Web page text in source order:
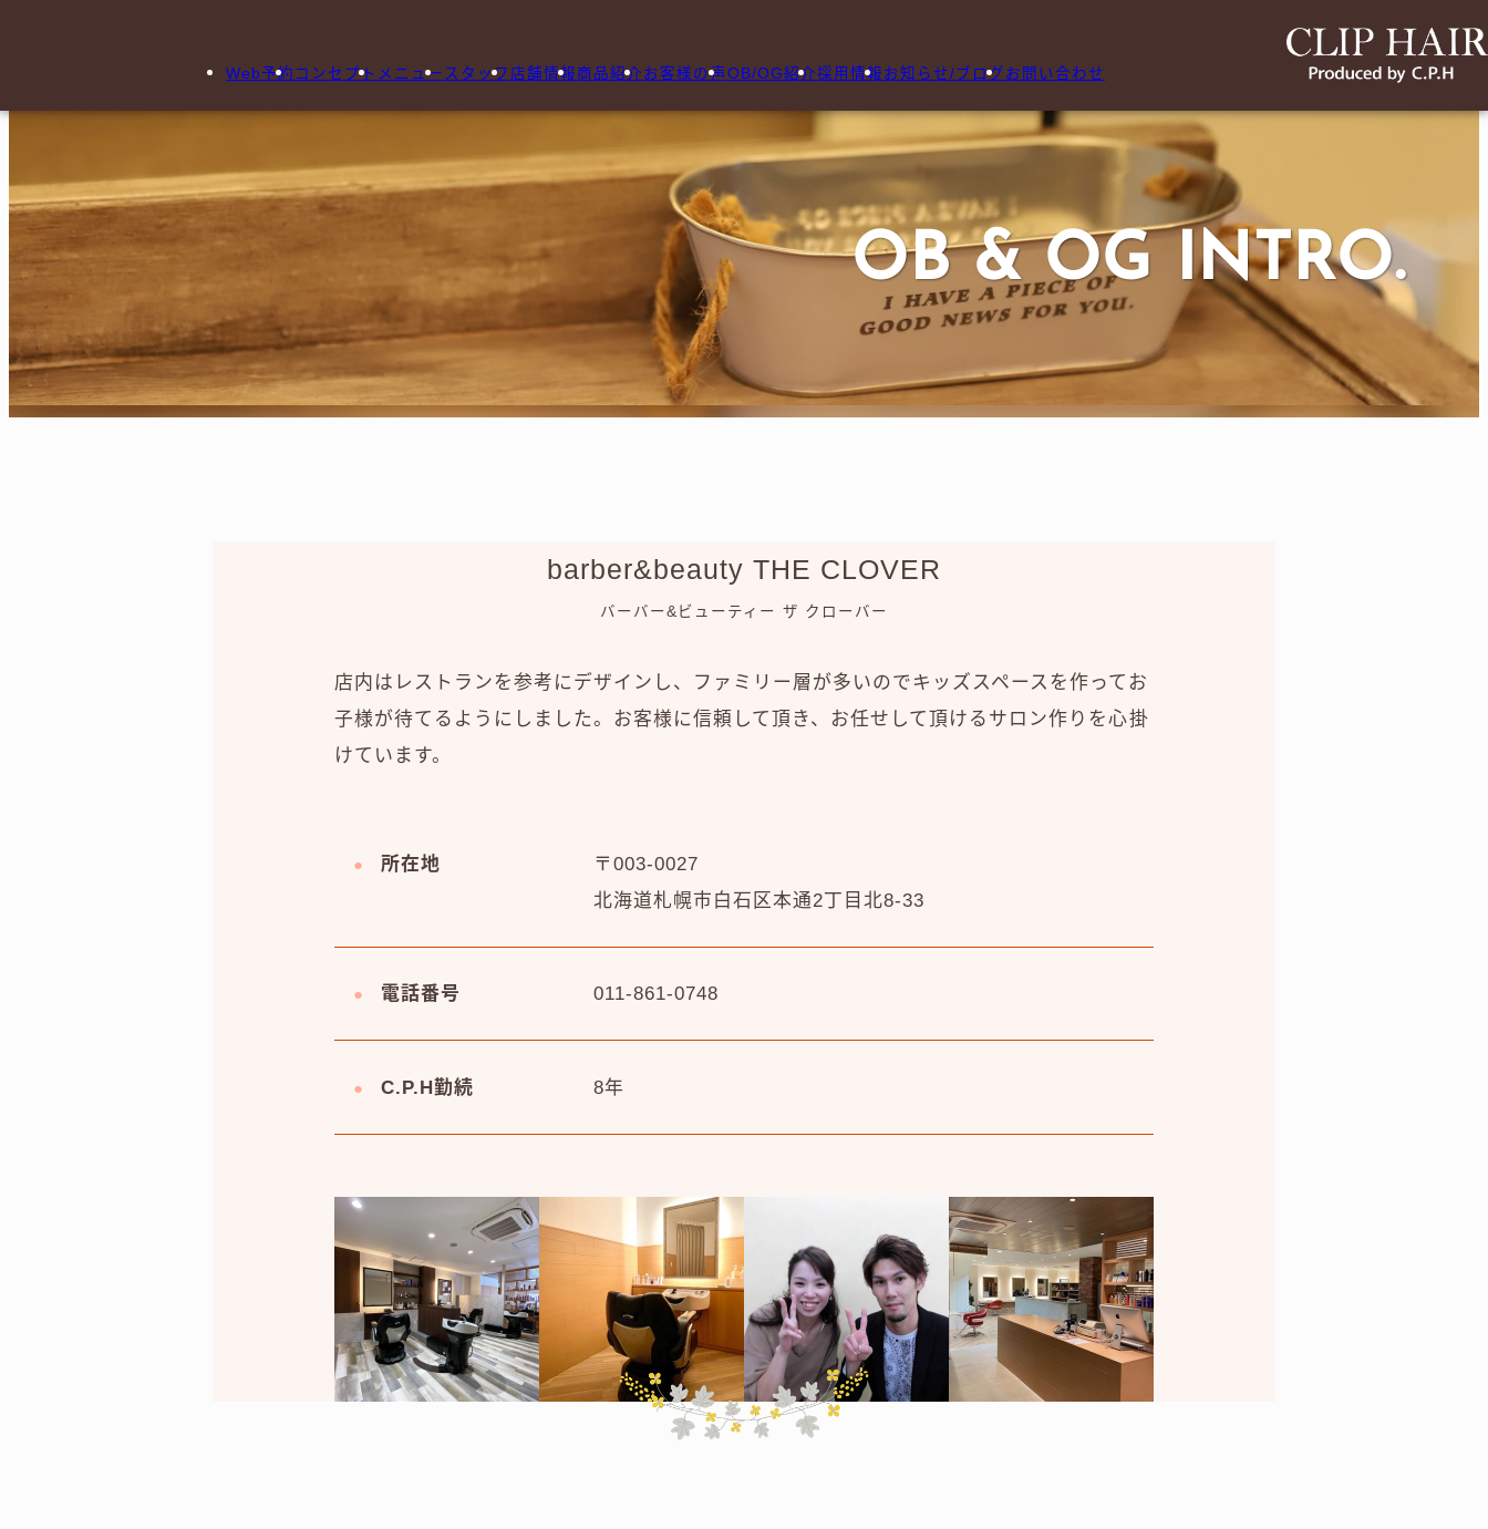
Web予約 コンセプト メニュー スタッフ 店舗情報 商品紹介 お客様の声 OB/OG紹介採用情報 お知らせ/ブログ お問い合わせ
OB & OG INTRO.
barber&beauty THE CLOVER
バーバー&ビューティー ザ クローバー
店内はレストランを参考にデザインし、ファミリー層が多いのでキッズスペースを作ってお
子様が待てるようにしました。お客様に信頼して頂き、お任せして頂けるサロン作りを心掛
けています。
所在地
〒003-0027
北海道札幌市白石区本通2丁目北8-33
電話番号 011-861-0748
C.P.H勤続 8年